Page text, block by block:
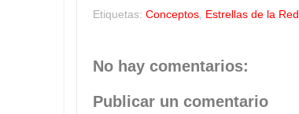
Etiquetas: Conceptos Estrellas de la Red
No hay comentarios:
Publicar un comentario